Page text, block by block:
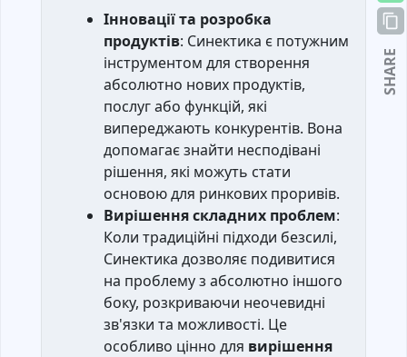
Інновації та розробка
продуктів: Синектика є потужним
інструментом для створення
абсолютно нових продуктів,
послуг або функцій, які
випереджають конкурентів. Вона
допомагає знайти несподівані
рішення, які можуть стати
основою для ринкових проривів.
Вирішення складних проблем:
Коли традиційні підходи безсилі,
Синектика дозволяє подивитися
на проблему з абсолютно іншого
боку, розкриваючи неочевидні
зв'язки та можливості. Це
особливо цінно для вирішення
SHARE